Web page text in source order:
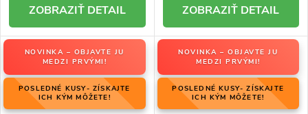
DETAIL DETAIL
NOVINKA – OBJAVTE JU
MEDZI PRVÝMI!
POSLEDNÉ KUSY- ZÍSKAJTE
ICH KÝM MÔŽETE!
NOVINKA – OBJAVTE JU
MEDZI PRVÝMI!
POSLEDNÉ KUSY- ZÍSKAJTE
ICH KÝM MÔŽETE!